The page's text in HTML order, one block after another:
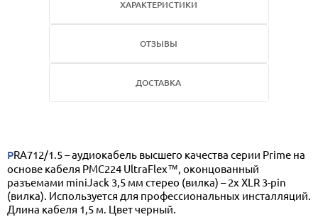
ХАРАКТЕРИСТИКИ
ОТЗЫВЫ
ДОСТАВКА
PRA712/1.5 – аудиокабель высшего качества серии Prime на
основе кабеля PMC224 UltraFlex™, оконцованный
разъемами miniJack 3,5 мм стерео (вилка) – 2х XLR 3-pin
(вилка). Используется для профессиональных инсталляций.
Длина кабеля 1,5 м. Цвет черный.